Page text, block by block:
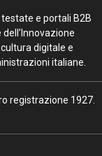
e portali B2B
digitale e
italiane.
registrazione 1927.